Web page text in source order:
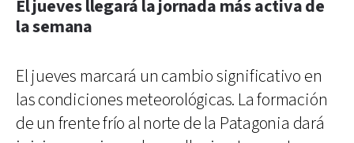
El jueves llegará la jornada más activa de
la semana
El jueves marcará un cambio significativo en
las condiciones meteorológicas. La formación
de un frente frío al norte de la Patagonia dará